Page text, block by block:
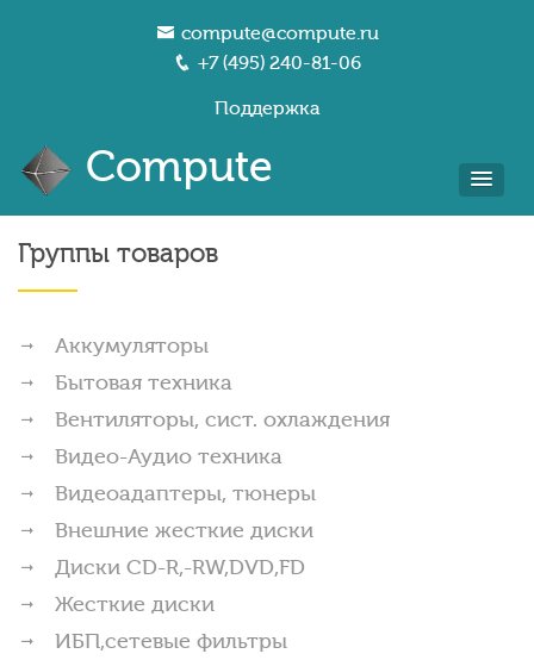
compute@compute.ru
+7 (495) 240-81-06
Поддержка
Compute
Группы товаров
Аккумуляторы
Бытовая техника
Вентиляторы, сист. охлаждения
Видео-Аудио техника
Видеоадаптеры, тюнеры
Внешние жесткие диски
Диски CD-R,-RW,DVD,FD
Жесткие диски
ИБП,сетевые фильтры